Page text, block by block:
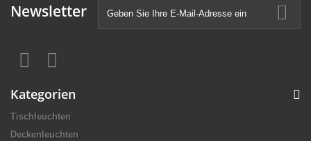
Newsletter
Kategorien
Tischleuchten
Deckenleuchten